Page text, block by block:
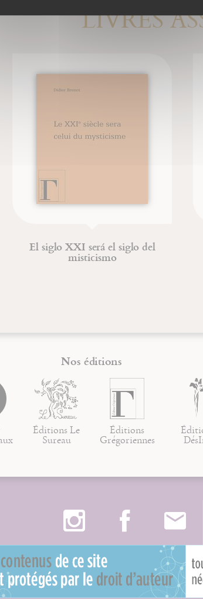
LIVRES
El siglo XXI será el siglo del
misticismo
Nos éditions
Éditions Le
Sureau
Éditions
Grégoriennes